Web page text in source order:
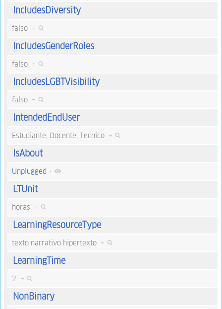
IncludesDiversity
falso +
IncludesGenderRoles
falso +
IncludesLGBTVisibility
falso +
IntendedEndUser
Estudiante, Docente, Tecnico +
IsAbout
Unplugged +
LTUnit
horas +
LearningResourceType
texto narrativo hipertexto +
LearningTime
2 +
NonBinary